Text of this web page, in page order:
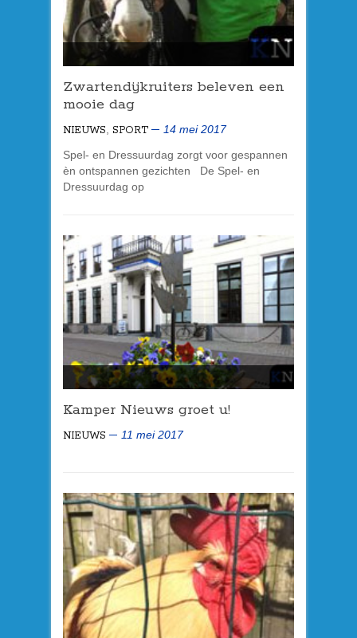
Zwartendijkruiters beleven een
mooie dag
NIEUWS, SPORT
14 mei 2017
Spel- en Dressuurdag zorgt voor gespannen
èn ontspannen gezichten De Spel- en
Dressuurdag op
Kamper Nieuws groet u!
NIEUWS 11 mei 2017